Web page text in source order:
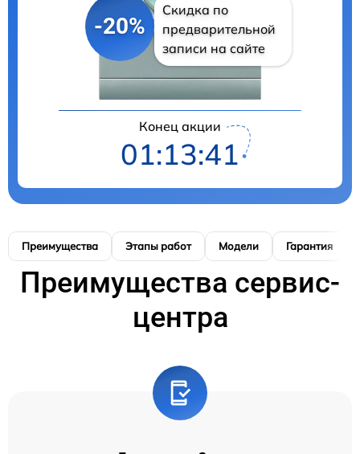
-20%
Скидка по
предварительной
записи на сайте
Конец акции
01:13:41
Преимущества Этапы работ Модели Гарантия
Преимущества сервис-
центра